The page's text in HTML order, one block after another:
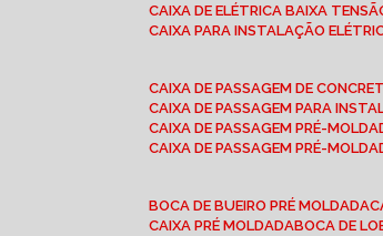
CAIXA DE ELÉTRICA BAIXA
CAIXA PARA INSTALAÇÃO
CAIXA DE PASSAGEM DE
CAIXA DE PASSAGEM PARA
CAIXA DE PASSAGEM PRÉ-
CAIXA DE PASSAGEM PRÉ-
BOCA DE BUEIRO PRÉ MOLDADA
CAIXA PRÉ MOLDADA BOCA DE